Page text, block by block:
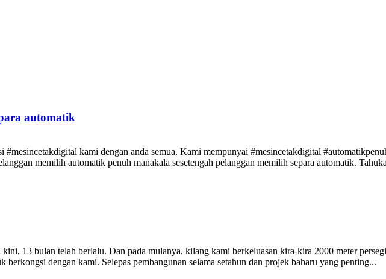
automatik
#mesincetakdigital kami dengan anda semua. Kami mempunyai #mesincetakdigital
memilih automatik penuh manakala sesetengah pelanggan memilih separa automatik.
13 bulan telah berlalu. Dan pada mulanya, kilang kami berkeluasan kira-kira 2000 meter
berkongsi dengan kami. Selepas pembangunan selama setahun dan projek baharu yang penting...